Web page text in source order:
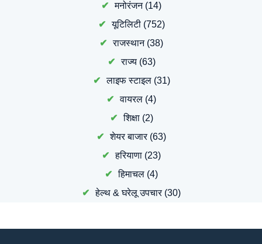
मनोरंजन(14)
यूटिलिटी(752)
राजस्थान(38)
राज्य(63)
लाइफ स्टाइल(31)
वायरल (4)
शिक्षा(2)
शेयर बाजार(63)
हरियाणा (23)
हिमाचल (4)
हेल्थ & घरेलू उपचार(30)